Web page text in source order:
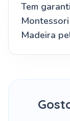
Tem
Madeira